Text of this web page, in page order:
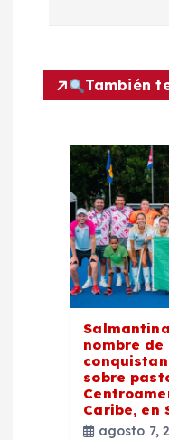
ó
También
nombre de
sobre
Caribe, en
agosto 7,